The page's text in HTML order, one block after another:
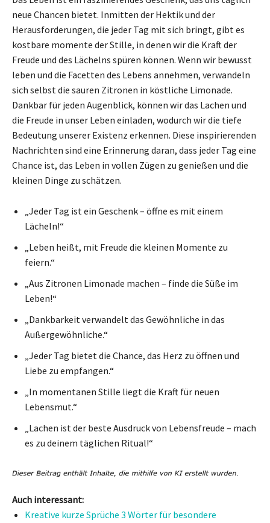
neue Chancen bietet. Inmitten der Hektik und der
Herausforderungen, die jeder Tag mit sich bringt, gibt es
kostbare momente der Stille, in denen wir die Kraft der
Freude und des Lächelns spüren können. Wenn wir bewusst
leben und die Facetten des Lebens annehmen, verwandeln
sich selbst die sauren Zitronen in köstliche Limonade.
Dankbar für jeden Augenblick, können wir das Lachen und
die Freude in unser Leben einladen, wodurch wir die tiefe
Bedeutung unserer Existenz erkennen. Diese inspirierenden
Nachrichten sind eine Erinnerung daran, dass jeder Tag eine
Chance ist, das Leben in vollen Zügen zu genießen und die
kleinen Dinge zu schätzen.
„Jeder Tag ist ein Geschenk – öffne es mit einem
Lächeln!“
„Leben heißt, mit Freude die kleinen Momente zu
feiern.“
„Aus Zitronen Limonade machen – finde die Süße im
Leben!“
„Dankbarkeit verwandelt das Gewöhnliche in das
Außergewöhnliche.“
„Jeder Tag bietet die Chance, das Herz zu öffnen und
Liebe zu empfangen.“
„In momentanen Stille liegt die Kraft für neuen
Lebensmut.“
„Lachen ist der beste Ausdruck von Lebensfreude – mach
es zu deinem täglichen Ritual!“
Auch interessant:
Kreative kurze Sprüche 3 Wörter für besondere